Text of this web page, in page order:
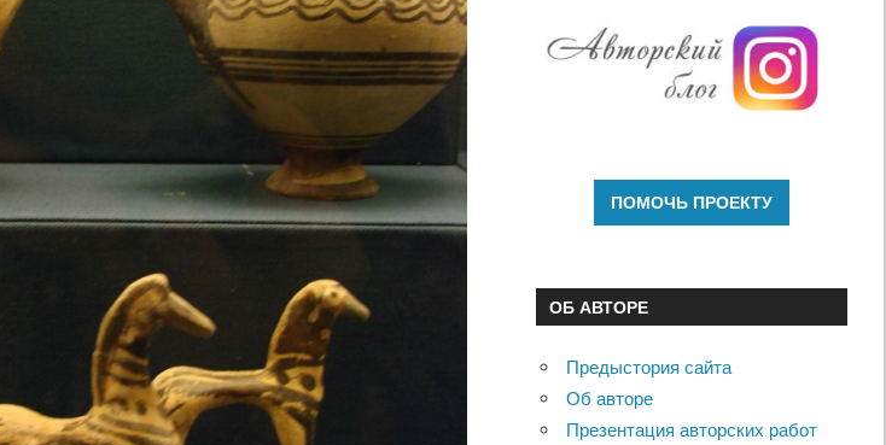
ОБ АВТОРЕ
Предыстория сайта
Об авторе
Презентация авторских работ